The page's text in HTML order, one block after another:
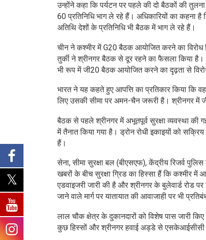
उन्होंने कहा कि पर्यटन पर पहले की दो बैठकों की
60 प्रतिनिधि भाग ले रहे हैं। अधिकारियों का कहना
अतिथि देशों के प्रतिनिधि भी बैठक में भाग ले रहे हैं।
चीन ने कश्मीर में G20 बैठक आयोजित करने का
तुर्की ने श्रीनगर बैठक से दूर रहने का फैसला किया है।
भी रूप में जी20 बैठक आयोजित करने का दृढ़ता से
भारत ने यह कहते हुए आपत्ति का प्रतिकार किया
लिए उसकी सीमा पर अमन-चैन जरूरी है। श्रीनगर में
बैठक से पहले श्रीनगर में अभूतपूर्व सुरक्षा व्यवस्था की
में तैनात किया गया है। ड्रोन रोधी इकाइयों को
हैं।
सेना, सीमा सुरक्षा बल (बीएसएफ), केंद्रीय रिजर्व
खबरों के बीच सुरक्षा ग्रिड का हिस्सा हैं कि कश्मीर
एडवाइजरी जारी की है और श्रीनगर के बुलेवार्ड रोड
जाने वाले मार्ग पर यातायात की आवाजाही पर भी
लाल चौक क्षेत्र के दुकानदारों को विशेष पास जारी
कुछ हिस्सों और श्रीनगर हवाई अड्डे से एसकेआईसीसी